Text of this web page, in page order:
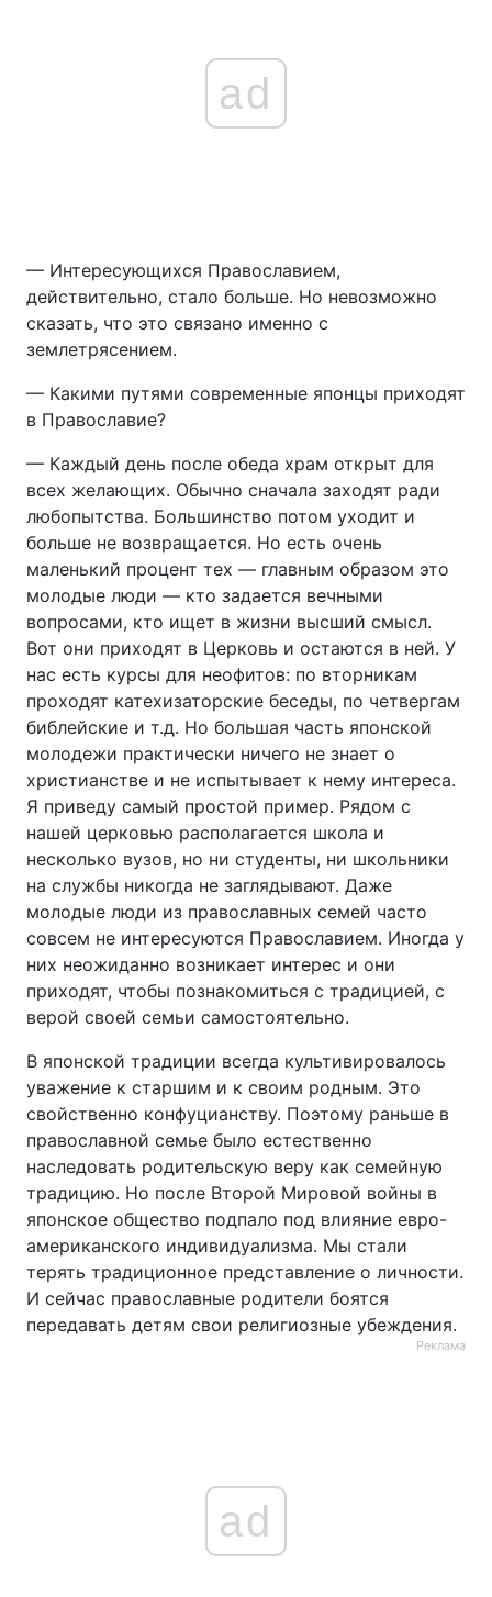
ad
— Интересующихся Православием,
действительно, стало больше. Но невозможно
сказать, что это связано именно с
землетрясением.
— Какими путями современные японцы приходят
в Православие?
— Каждый день после обеда храм открыт для
всех желающих. Обычно сначала заходят ради
любопытства. Большинство потом уходит и
больше не возвращается. Но есть очень
маленький процент тех — главным образом это
молодые люди — кто задается вечными
вопросами, кто ищет в жизни высший смысл.
Вот они приходят в Церковь и остаются в ней. У
нас есть курсы для неофитов: по вторникам
проходят катехизаторские беседы, по четвергам
библейские и т.д. Но большая часть японской
молодежи практически ничего не знает о
христианстве и не испытывает к нему интереса.
Я приведу самый простой пример. Рядом с
нашей церковью располагается школа и
несколько вузов, но ни студенты, ни школьники
на службы никогда не заглядывают. Даже
молодые люди из православных семей часто
совсем не интересуются Православием. Иногда у
них неожиданно возникает интерес и они
приходят, чтобы познакомиться с традицией, с
верой своей семьи самостоятельно.
В японской традиции всегда культивировалось
уважение к старшим и к своим родным. Это
свойственно конфуцианству. Поэтому раньше в
православной семье было естественно
наследовать родительскую веру как семейную
традицию. Но после Второй Мировой войны в
японское общество подпало под влияние евро-
американского индивидуализма. Мы стали
терять традиционное представление о личности.
И сейчас православные родители боятся
передавать детям свои религиозные убеждения.
Реклама
ad